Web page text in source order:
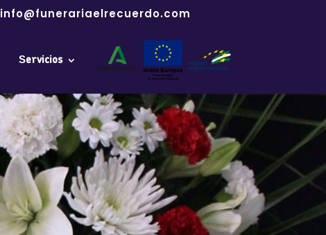
info@funerariaelrecuerdo.com
Servicios